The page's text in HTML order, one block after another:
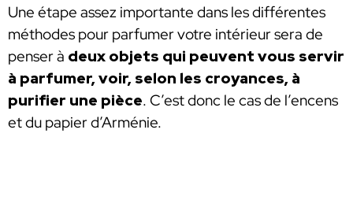
Une étape assez importante dans les différentes
méthodes pour parfumer votre intérieur sera de
penser à deux objets qui peuvent vous servir
à parfumer, voir, selon les croyances, à
purifier une pièce. C’est donc le cas de l’encens
et du papier d’Arménie.